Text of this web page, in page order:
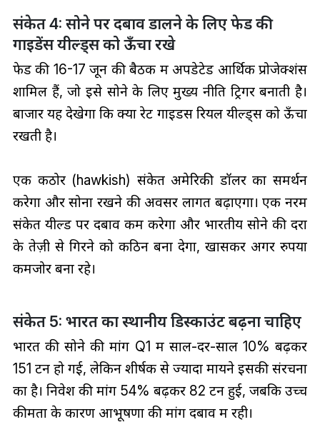
संकेत 4: सोने पर दबाव डालने के लिए फेड की
गाइडेंस यील्ड्स को ऊँचा रखे
फेड की 16-17 जून की बैठक में अपडेटेड आर्थिक प्रोजेक्शंस
शामिल हैं, जो इसे सोने के लिए मुख्य नीति ट्रिगर बनाती है।
बाजार यह देखेगा कि क्या रेट गाइडेंस रियल यील्ड्स को ऊँचा
रखती है।
एक कठोर (hawkish) संकेत अमेरिकी डॉलर का समर्थन
करेगा और सोना रखने की अवसर लागत बढ़ाएगा। एक नरम
संकेत यील्ड पर दबाव कम करेगा और भारतीय सोने की दरों
के तेज़ी से गिरने को कठिन बना देगा, खासकर अगर रुपया
कमजोर बना रहे।
संकेत 5: भारत का स्थानीय डिस्काउंट बढ़ना चाहिए
भारत की सोने की मांग Q1 में साल-दर-साल 10% बढ़कर
151 टन हो गई, लेकिन शीर्षक से ज्यादा मायने इसकी संरचना
का है। निवेश की मांग 54% बढ़कर 82 टन हुई, जबकि उच्च
कीमतों के कारण आभूषणों की मांग दबाव में रही।